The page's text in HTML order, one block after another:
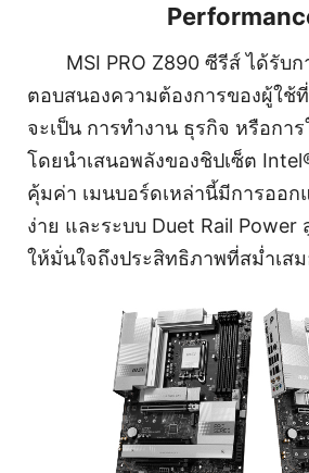
MSI PRO Z890 ซีรีส์ ได้รับ
ตอบสนองความต้องการของผู้ใช้
จะเป็น การทำงาน ธุรกิจ หรือกา
โดยนำเสนอพลังของชิปเซ็ต
คุ้มค่า เมนบอร์ดเหล่านี้มีการออก
ง่าย และระบบ Duet Rail Power
ให้มั่นใจถึงประสิทธิภาพที่สม่ำเส